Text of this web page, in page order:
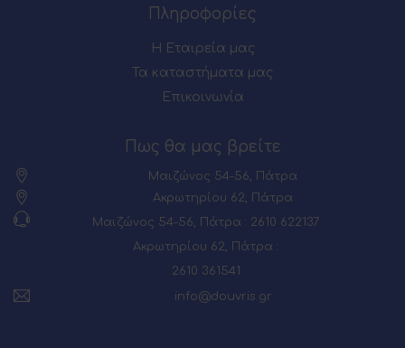
Πληροφορίες
Η Εταιρεία μας
Τα καταστήματα μας
Επικοινωνία
Πως θα μας βρείτε
Μαιζώνος 54-56, Πάτρα
Ακρωτηρίου 62, Πάτρα
Μαιζώνος 54-56, Πάτρα : 2610 622137
Ακρωτηρίου 62, Πάτρα :
2610 361541
info@douvris.gr